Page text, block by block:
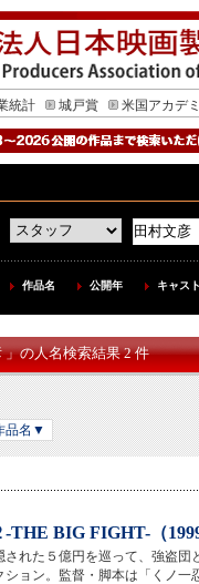
統計 城戸賞 米国アカデ
作品名 公開年 キャスト
」の人名検索結果 2 件
品名▼
THE BIG FIGHT-（
された５億円を巡って、強盗団
ション。監督・脚本は「くノ